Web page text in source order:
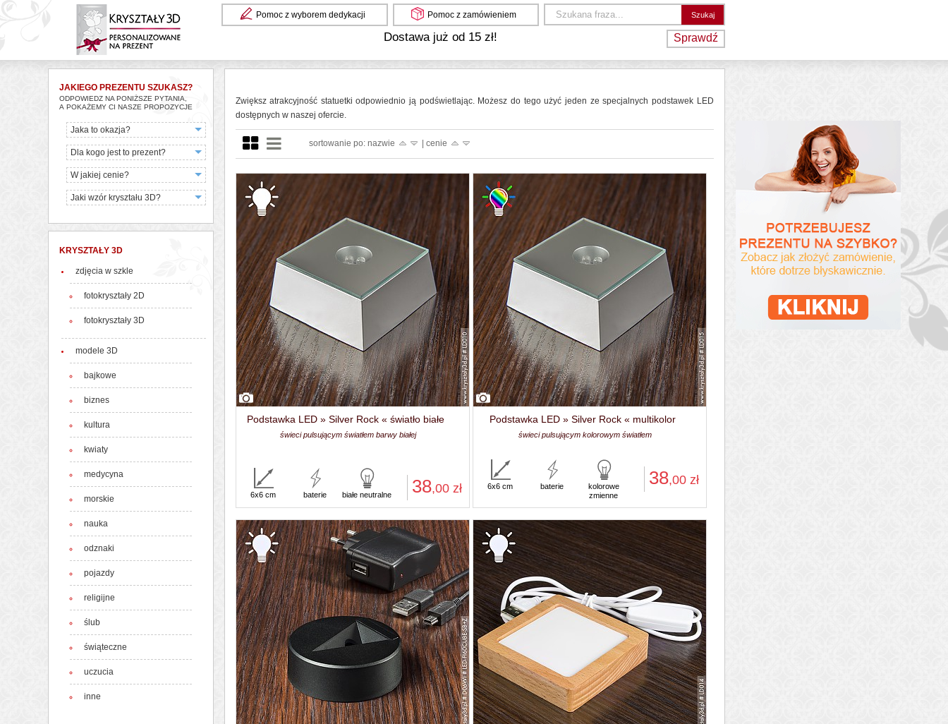
Pomoc z wyborem dedykacji Pomoc z zamówieniem
Dostawa już od 15 zł! Sprawdź
JAKIEGO PREZENTU SZUKASZ?
ODPOWIEDZ NA PONIŻSZE PYTANIA,
A POKAŻEMY CI NASZE PROPOZYCJE
Jaka to okazja?
Dla kogo jest to prezent?
W jakiej cenie?
Jaki wzór kryształu 3D?
KRYSZTAŁY 3D
zdjęcia w szkle
fotokryształy 2D
fotokryształy 3D
modele 3D
bajkowe
biznes
kultura
kwiaty
medycyna
morskie
nauka
odznaki
pojazdy
religijne
ślub
świąteczne
uczucia
inne
Zwiększ atrakcyjność statuetki odpowiednio ją podświetlając. Możesz do tego użyć jeden ze specjalnych podstawek LED
dostępnych w naszej ofercie.
sortowanie po: nazwie | cenie
Podstawka LED » Silver Rock « światło białe
świeci pulsującym światłem barwy białej
38,00zł
6x6 cm baterie białe neutralne
Podstawka LED » Silver Rock « multikolor
świeci pulsującym kolorowym światłem
38,00zł
6x6 cm baterie
kolorowe
zmienne